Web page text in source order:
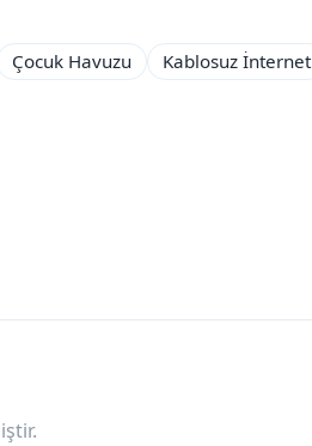
Çocuk Havuzu Kablosuz İnternet